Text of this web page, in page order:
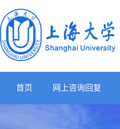
首页 网上咨询回复